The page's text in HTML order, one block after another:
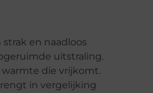
en naadloos
uitstraling.
die vrijkomt.
in vergelijking